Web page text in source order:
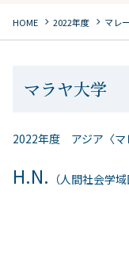
HOME chevron_right 2022年度 chevron_right マレ
マラヤ大学
2022年度 アジア〈マ
H.N. （人間社会学